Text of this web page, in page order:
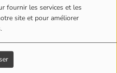
fournir les services et les
site et pour améliorer
X-CESS LOVE (2008)